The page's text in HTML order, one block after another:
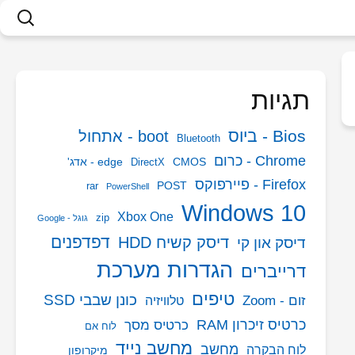
חיפוש:
תגיות
Bios - ביוס Bluetooth boot - אתחול
Chrome - כרום CMOS
DirectX edge - אדג'
Firefox - פיירפוקס POST
PowerShell
rar
Windows 10
Xbox One
zip גוגל - Google
דיסק און קי דיסק קשיח HDD דפדפנים
דרייברים הגדרות מערכת
זום - Zoom טיפים טלוויזיה
כונן שבבי SSD
כרטיס זיכרון RAM
כרטיס מסך לוח אם
לוח הבקרה מחשב מחשב נייד מיקרופון